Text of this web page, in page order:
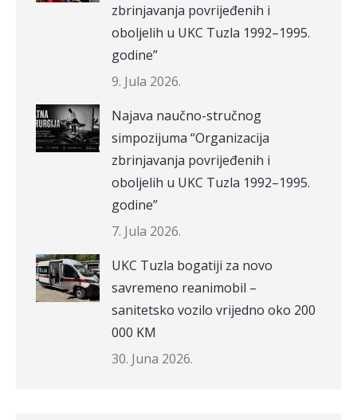
zbrinjavanja povrijeđenih i
oboljelih u UKC Tuzla 1992–1995.
godine”
9. Jula 2026.
Najava naučno-stručnog
simpozijuma “Organizacija
zbrinjavanja povrijeđenih i
oboljelih u UKC Tuzla 1992–1995.
godine”
7. Jula 2026.
UKC Tuzla bogatiji za novo
savremeno reanimobil –
sanitetsko vozilo vrijedno oko 200
000 KM
30. Juna 2026.